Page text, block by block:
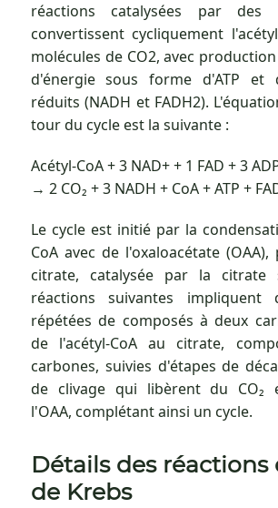
réactions catalysées par des
convertissent cycliquement
molécules de CO2, avec
d'énergie sous forme d'ATP et
réduits (NADH et FADH2).
tour du cycle est la suivante :
Acétyl-CoA + 3 NAD+ + 1 FAD + 3
→ 2 CO₂ + 3 NADH + CoA + ATP +
Le cycle est initié par la
CoA avec de l'oxaloacétate
citrate, catalysée par la citrate
réactions suivantes impliquent
répétées de composés à deux
de l'acétyl-CoA au citrate,
carbones, suivies d'étapes de
de clivage qui libèrent du CO₂
l'OAA, complétant ainsi un cycle.
Détails des réactions
de Krebs